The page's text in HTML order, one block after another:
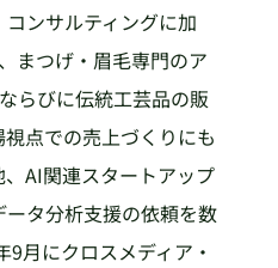
ンサルティングに加
まつげ・眉毛専門のア
らびに伝統工芸品の販
点での売上づくりにも
AI関連スタートアップ
タ分析支援の依頼を数
月にクロスメディア・